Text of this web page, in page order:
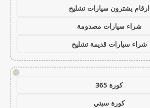
ارقام يشترون سيارات تشليح
شراء سيارات مصدومة
شراء سيارات قديمة تشليح
!
كورة 365
كورة سيتي